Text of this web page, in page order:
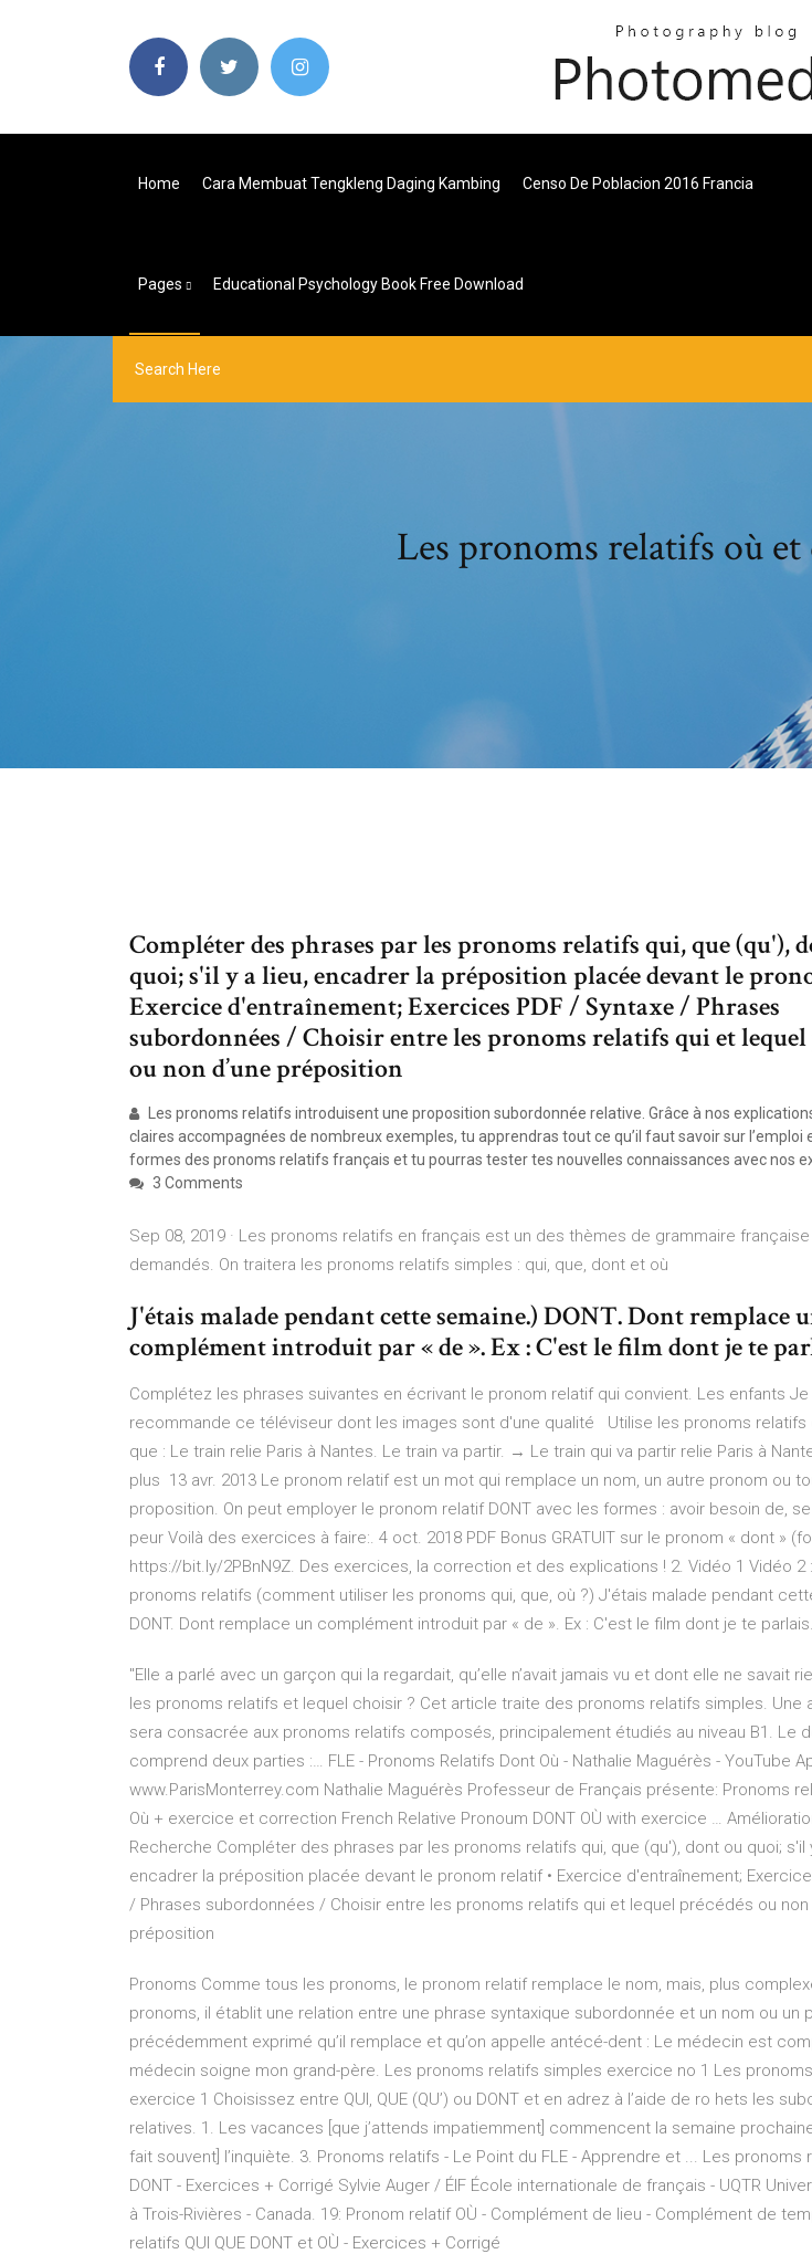
Home Cara Membuat Tengkleng Daging Kambing Censo De Poblacion 2016 Francia
Pages Educational Psychology Book Free Download
Les pronoms relatifs où
Compléter des phrases par les pronoms relatifs qui, que (qu'),
quoi; s'il y a lieu, encadrer la préposition placée devant le
Exercice d'entraînement; Exercices PDF / Syntaxe / Phrases
subordonnées / Choisir entre les pronoms relatifs qui et lequel
ou non d’une préposition
Les pronoms relatifs introduisent une proposition subordonnée relative. Grâce à nos
claires accompagnées de nombreux exemples, tu apprendras tout ce qu’il faut savoir sur
formes des pronoms relatifs français et tu pourras tester tes nouvelles connaissances avec nos
3 Comments
Sep 08, 2019 · Les pronoms relatifs en français est un des thèmes de grammaire
demandés. On traitera les pronoms relatifs simples : qui, que, dont et où
J'étais malade pendant cette semaine.) DONT. Dont remplace
complément introduit par « de ». Ex : C'est le film dont je te
Complétez les phrases suivantes en écrivant le pronom relatif qui convient. Les enfants Je
recommande ce téléviseur dont les images sont d'une qualité Utilise les pronoms relatifs
que : Le train relie Paris à Nantes. Le train va partir. → Le train qui va partir relie Paris à
plus 13 avr. 2013 Le pronom relatif est un mot qui remplace un nom, un autre pronom ou
proposition. On peut employer le pronom relatif DONT avec les formes : avoir besoin de,
peur Voilà des exercices à faire:. 4 oct. 2018 PDF Bonus GRATUIT sur le pronom « dont »
https://bit.ly/2PBnN9Z. Des exercices, la correction et des explications ! 2. Vidéo 1 Vidéo 2
pronoms relatifs (comment utiliser les pronoms qui, que, où ?) J'étais malade pendant
DONT. Dont remplace un complément introduit par « de ». Ex : C'est le film dont je te
"Elle a parlé avec un garçon qui la regardait, qu’elle n’avait jamais vu et dont elle ne savait
les pronoms relatifs et lequel choisir ? Cet article traite des pronoms relatifs simples. Une
sera consacrée aux pronoms relatifs composés, principalement étudiés au niveau B1. Le
comprend deux parties :… FLE - Pronoms Relatifs Dont Où - Nathalie Maguérès - YouTube
www.ParisMonterrey.com Nathalie Maguérès Professeur de Français présente: Pronoms
Où + exercice et correction French Relative Pronoum DONT OÙ with exercice …
Recherche Compléter des phrases par les pronoms relatifs qui, que (qu'), dont ou quoi; s'il
encadrer la préposition placée devant le pronom relatif • Exercice d'entraînement;
/ Phrases subordonnées / Choisir entre les pronoms relatifs qui et lequel précédés ou non
préposition
Pronoms Comme tous les pronoms, le pronom relatif remplace le nom, mais, plus
pronoms, il établit une relation entre une phrase syntaxique subordonnée et un nom ou un
précédemment exprimé qu’il remplace et qu’on appelle antécé-dent : Le médecin est
médecin soigne mon grand-père. Les pronoms relatifs simples exercice no 1 Les
exercice 1 Choisissez entre QUI, QUE (QU’) ou DONT et en adrez à l’aide de ro hets les
relatives. 1. Les vacances [que j’attends impatiemment] commencent la semaine
fait souvent] l’inquiète. 3. Pronoms relatifs - Le Point du FLE - Apprendre et ... Les pronoms
DONT - Exercices + Corrigé Sylvie Auger / ÉIF École internationale de français - UQTR
à Trois-Rivières - Canada. 19: Pronom relatif OÙ - Complément de lieu - Complément de
relatifs QUI QUE DONT et OÙ - Exercices + Corrigé